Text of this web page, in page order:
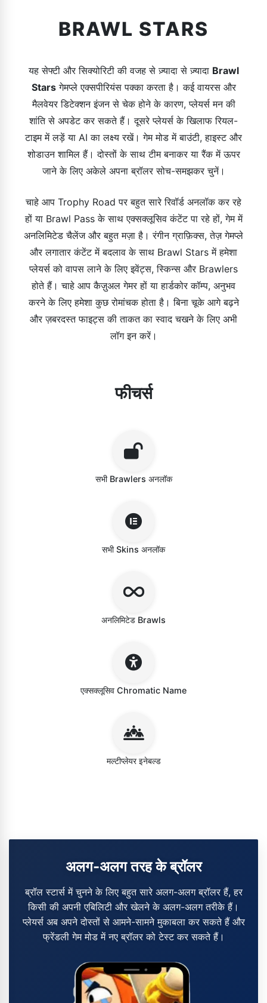
BRAWL STARS
यह सेफ्टी और सिक्योरिटी की वजह से ज़्यादा से ज़्यादा Brawl
Starsगेमप्ले एक्सपीरियंस पक्का करता है। कई वायरस और
मैलवेयर डिटेक्शन इंजन से चेक होने के कारण, प्लेयर्स मन की
शांति से अपडेट कर सकते हैं। दूसरे प्लेयर्स के खिलाफ रियल-
टाइम में लड़ें या AI का लक्ष्य रखें। गेम मोड में बाउंटी, हाइस्ट और
शोडाउन शामिल हैं। दोस्तों के साथ टीम बनाकर या रैंक में ऊपर
जाने के लिए अकेले अपना ब्रॉलर सोच-समझकर चुनें।
चाहे आप Trophy Road पर बहुत सारे रिवॉर्ड अनलॉक कर रहे
हों या Brawl Pass के साथ एक्सक्लूसिव कंटेंट पा रहे हों, गेम में
अनलिमिटेड चैलेंज और बहुत मज़ा है। रंगीन ग्राफ़िक्स, तेज़ गेमप्ले
और लगातार कंटेंट में बदलाव के साथ Brawl Stars में हमेशा
प्लेयर्स को वापस लाने के लिए इवेंट्स, स्किन्स और Brawlers
होते हैं। चाहे आप कैज़ुअल गेमर हों या हार्डकोर कॉम्प, अनुभव
करने के लिए हमेशा कुछ रोमांचक होता है। बिना चूके आगे बढ़ने
और ज़बरदस्त फाइट्स की ताकत का स्वाद चखने के लिए अभी
लॉग इन करें।
फीचर्स
सभी Brawlers अनलॉक
सभी Skins अनलॉक
अनलिमिटेड Brawls
एक्सक्लूसिव Chromatic Name
मल्टीप्लेयर इनेबल्ड
अलग-अलग तरह के ब्रॉलर
ब्रॉल स्टार्स में चुनने के लिए बहुत सारे अलग-अलग ब्रॉलर हैं, हर
किसी की अपनी एबिलिटी और खेलने के अलग-अलग तरीके हैं।
प्लेयर्स अब अपने दोस्तों से आमने-सामने मुकाबला कर सकते हैं और
फ्रेंडली गेम मोड में नए ब्रॉलर को टेस्ट कर सकते हैं।